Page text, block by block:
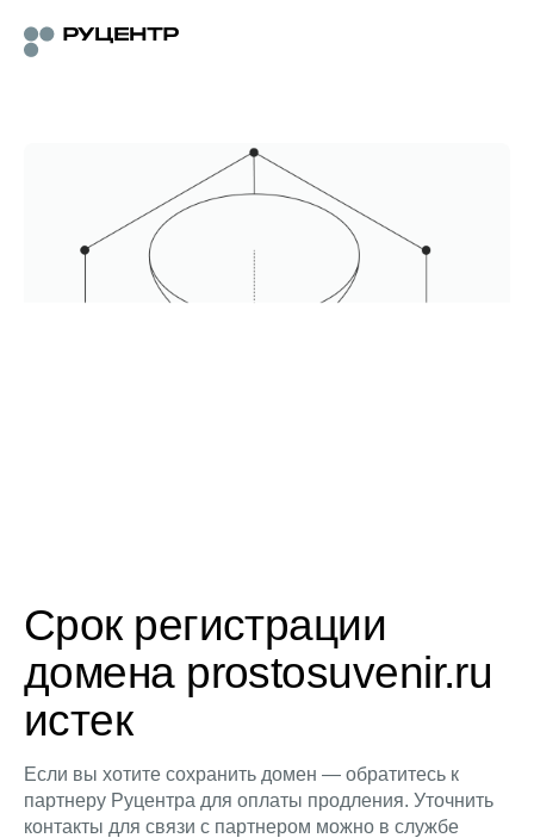
Срок регистрации
домена prostosuvenir.ru
истек
Если вы хотите сохранить домен — обратитесь к
партнеру Руцентра для оплаты продления. Уточнить
контакты для связи с партнером можно в службе